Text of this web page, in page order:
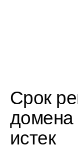
Срок
домена
истек